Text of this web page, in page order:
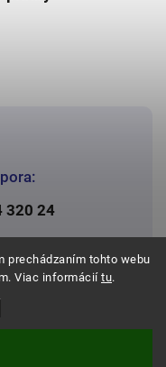
prechádzaním tohto webu
Viac informácií tu.
320 24
Všetky práva vyhradené.